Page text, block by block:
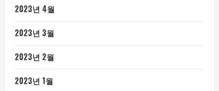
2023년 4월
2023년 3월
2023년 2월
2023년 1월